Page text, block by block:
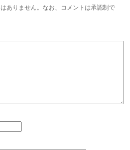
ありません。なお、コメントは承認制で